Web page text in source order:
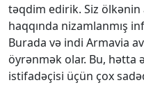
təqdim edirik. Siz
haqqında nizamlanmış
Burada və indi Armavia
öyrənmək olar. Bu, hətta
istifadəçisi üçün çox